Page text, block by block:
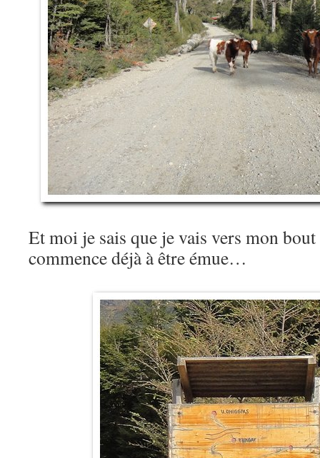
Et moi je sais que je vais vers mon
commence déjà à être émue…